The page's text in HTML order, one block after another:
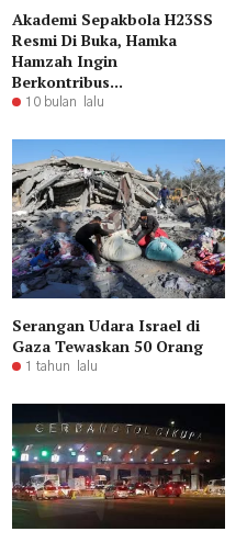
Akademi Sepakbola H23SS
Resmi Di Buka, Hamka
Hamzah Ingin
Berkontribus...
10 bulan lalu
Serangan Udara Israel di
Gaza Tewaskan 50 Orang
1 tahun lalu